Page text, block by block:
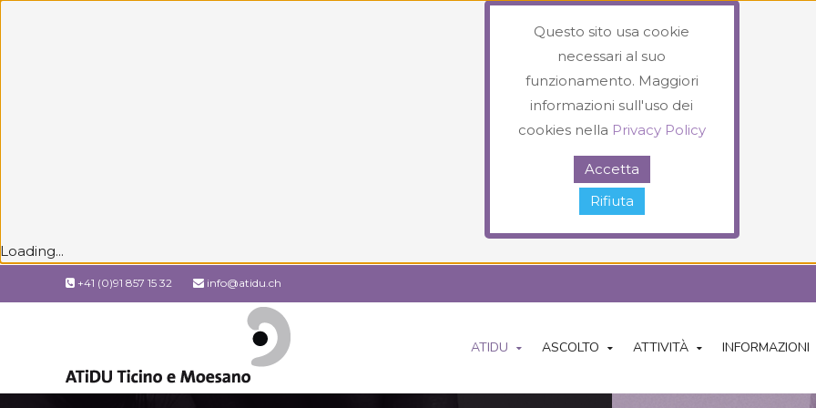
Questo sito usa cookie
necessari al suo
funzionamento. Maggiori
informazioni sull'uso dei
cookies nella Privacy Policy
Accetta
Rifiuta
Loading...
+41 (0)91 857 15 32 info@atidu.ch
ATIDU ASCOLTO ATTIVITÀ INFORMAZIONI